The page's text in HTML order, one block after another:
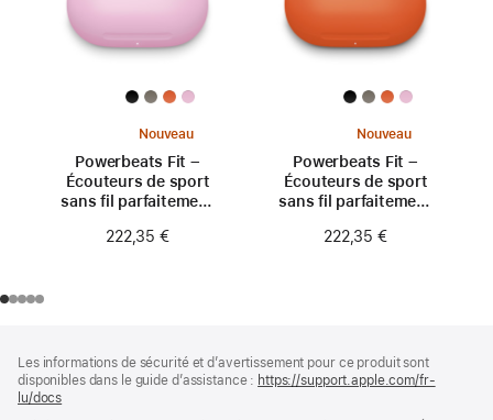
Nouveau
Powerbeats Fit –
Écouteurs de sport
sans fil parfaitement
222,35 €
Nouveau
Powerbeats Fit –
Écouteurs de sport
sans fil parfaitement
turbo
222,35 €
de
page
de
bas
Les informations de sécurité et d’avertissement pour ce produit sont
disponibles dans le guide d’assistance : https://support.apple.com/fr-
lu/docs